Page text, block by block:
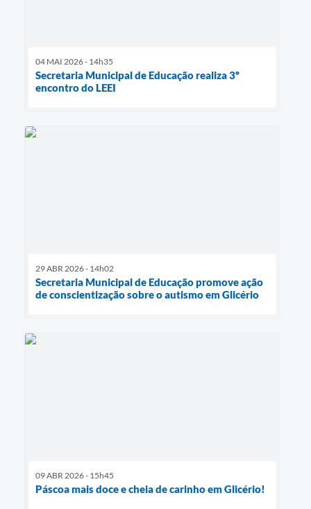
04 MAI 2026 - 14h35
Secretaria Municipal de Educação realiza 3º
encontro do LEEI
29 ABR 2026 - 14h02
Secretaria Municipal de Educação promove ação
de conscientização sobre o autismo em Glicério
09 ABR 2026 - 15h45
Páscoa mais doce e cheia de carinho em Glicério!